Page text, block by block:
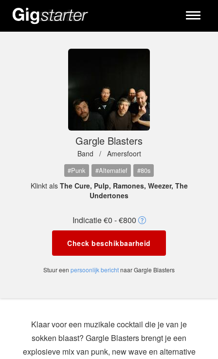
Toggle
Gargle Blasters
Band / Amersfoort
#Punk #Alternatief #80s
Klinkt als The Cure, Pulp, Ramones, Weezer, The
Undertones
Indicatie €0 - €800
Check beschikbaarheid
Stuur een persoonlijk berichtnaar Gargle Blasters
Klaar voor een muzikale cocktail die je van je
sokken blaast? Gargle Blasters brengt je een
explosieve mix van punk, new wave en alternative